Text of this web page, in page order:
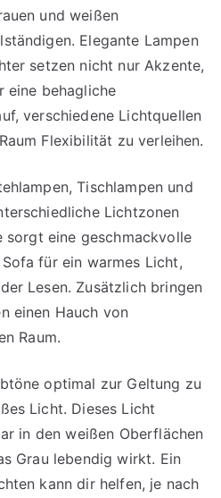
und weißen
Elegante Lampen
setzen nicht nur Akzente,
eine behagliche
verschiedene Lichtquellen
Flexibilität zu verleihen.
Tischlampen und
Lichtzonen
sorgt eine geschmackvolle
für ein warmes Licht,
Lesen. Zusätzlich bringen
einen Hauch von
Raum.
optimal zur Geltung zu
Licht. Dieses Licht
in den weißen Oberflächen
Grau lebendig wirkt. Ein
kann dir helfen, je nach